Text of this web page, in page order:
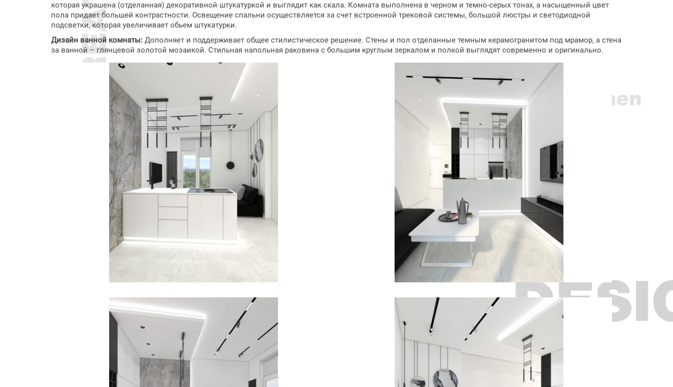
которая украшена (отделанная) декоративной штукатуркой и выглядит как скала. Комната выполнена в черном и темно-серых тонах, а насыщенный цвет
пола придает большей контрастности. Освещение спальни осуществляется за счет встроенной трековой системы, большой люстры и светодиодной
подсветки, которая увеличивает обьем штукатурки.
Дизайн ванной комнаты: Дополняет и поддерживает общее стилистическое решение. Стены и пол отделанные темным керамогранитом под мрамор, а стена
за ванной – глянцевой золотой мозаикой. Стильная напольная раковина с большим круглым зеркалом и полкой выглядят современно и оригинально.